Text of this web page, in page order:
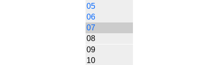
05
06
07
08
09
10